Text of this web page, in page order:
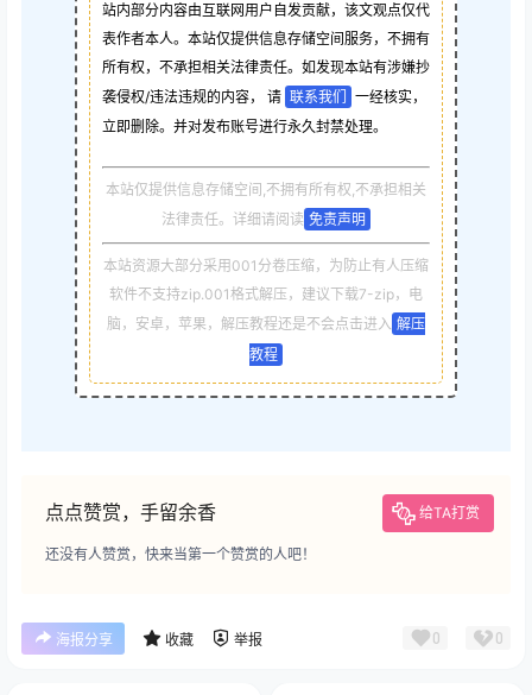
站内部分内容由互联网用户自发贡献，该文观点仅代
表作者本人。本站仅提供信息存储空间服务，不拥有
所有权，不承担相关法律责任。如发现本站有涉嫌抄
袭侵权/违法违规的内容， 请 联系我们
一经核实，
立即删除。并对发布账号进行永久封禁处理。
本站仅提供信息存储空间,不拥有所有权,不承担相关
法律责任。详细请阅读 免责声明
本站资源大部分采用001分卷压缩，为防止有人压缩
软件不支持zip.001格式解压，建议下载7-zip，电
脑，安卓，苹果，解压教程还是不会点击进入 解压
教程
点点赞赏，手留余香 给TA打赏
还没有人赞赏，快来当第一个赞赏的人吧！
海报分享 收藏 举报 0 0